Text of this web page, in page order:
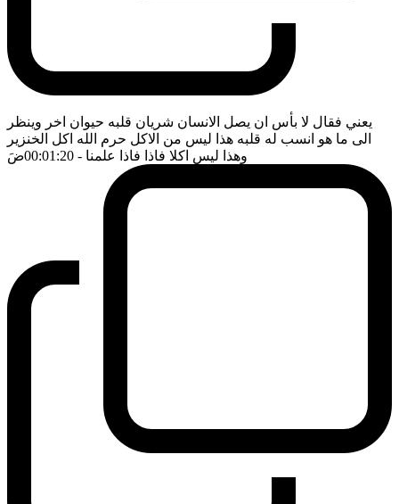
يعني فقال لا بأس ان يصل الانسان شريان قلبه حيوان اخر وينظر
الى ما هو انسب له قلبه هذا ليس من الاكل حرم الله اكل الخنزير
وهذا ليس اكلا فاذا فاذا علمنا - 00:01:20 ضَ